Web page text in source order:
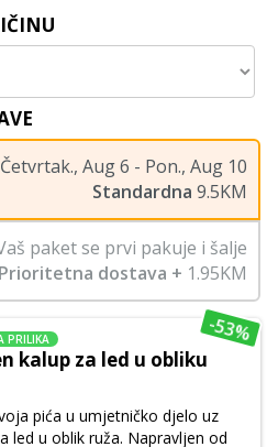
Četvrtak., Aug 6 - Pon., Aug 10
Standardna 9.5KM
paket se prvi pakuje i šalje
Prioritetna dostava + 1.95KM
PRILIKA
kalup za led u obliku
pića u umjetničko djelo uz
led u oblik ruža. Napravljen od
-53%